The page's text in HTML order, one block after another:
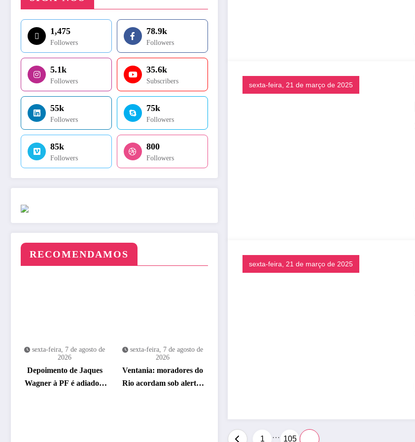
1,475
Followers
78.9k
Followers
5.1k
Followers
35.6k
Subscribers
55k
Followers
75k
Followers
85k
Followers
800
Followers
RECOMENDAMOS
sexta-feira, 7 de agosto de
2026
Depoimento de Jaques
Wagner à PF é adiado a
sexta-feira, 7 de agosto de
2026
Ventania: moradores do
Rio acordam sob alerta;
sexta-feira, 21 de março de 2025
sexta-feira, 21 de março de 2025
1 … 105